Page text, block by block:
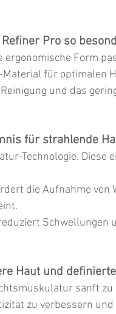
Pro so
ergonomische Form
für optimalen
und das
für strahlende
Technologie. Diese
die Aufnahme
Schwellungen
Haut und
sanft
zu verbessern und